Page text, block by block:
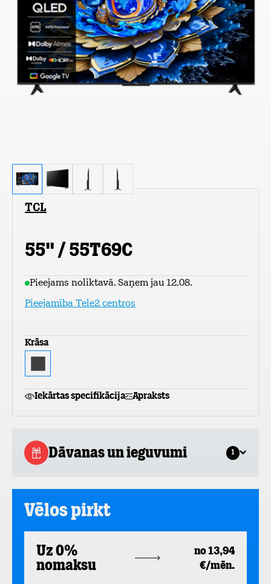
TCL
55" / 55T69C
Pieejams noliktavā. Saņem jau 12.08.
Pieejamība Tele2 centros
Krāsa
Iekārtas specifikācija Apraksts
Dāvanas un ieguvumi 1
Vēlos pirkt
Uz 0%
nomaksu
no 13,94
€/mēn.